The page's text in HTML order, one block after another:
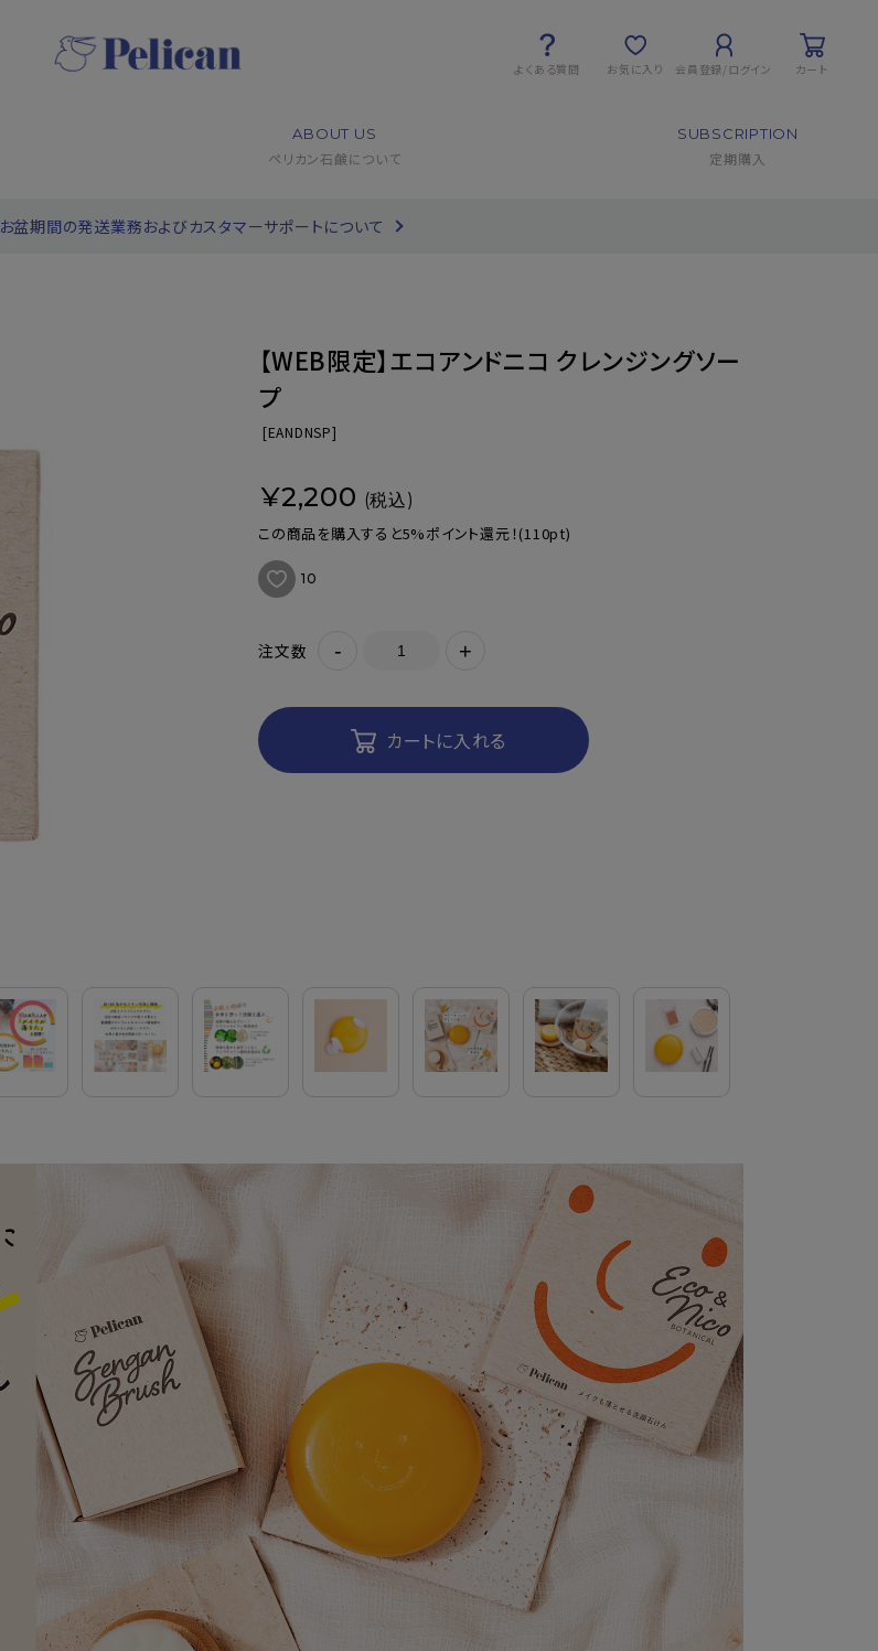
よくある質問 お気に入り 会員登録/ログイン カート
ABOUT US
ペリカン石鹸について
SUBSCRIPTION
定期購入
お盆期間の発送業務およびカスタマーサポートについて
【WEB限定】エコアンドニコ クレンジングソー
プ
[EANDNSP]
¥2,200 (税込)
この商品を購入すると5%ポイント還元！(110pt)
10
注文数 - +
カートに入れる